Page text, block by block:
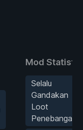
Mod Statistik
Selalu
Gandakan
Loot
Penebangan